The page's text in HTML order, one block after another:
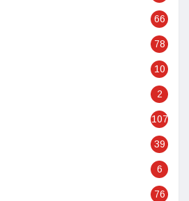
66
78
10
2
107
39
6
76